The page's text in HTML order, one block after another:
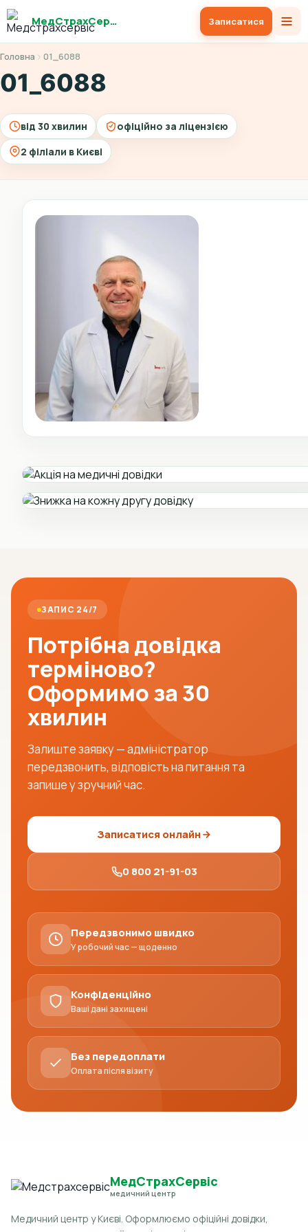
МедСтрахСервіс Записатися
Головна 01_6088
01_6088
від 30 хвилин
офіційно за ліцензією
2 філіали в Києві
ЗАПИС 24/7
Потрібна довідка
терміново?
Оформимо за 30
хвилин
Залиште заявку — адміністратор
передзвонить, відповість на питання та
запише у зручний час.
Записатися онлайн
0 800 21-91-03
Передзвонимо швидко
У робочий час — щоденно
Конфіденційно
Ваші дані захищені
Без передоплати
Оплата після візиту
МедСтрахСервіс
медичний центр
Медичний центр у Києві. Оформлюємо офіційні довідки,